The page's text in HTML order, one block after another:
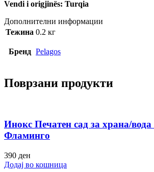
Vendi i origjinës: Turqia
Дополнителни информации
Тежина 0.2 кг
Бренд Pelagos
Поврзани продукти
Инокс Печатен сад за храна/
Фламинго
390 ден
Додај во кошница